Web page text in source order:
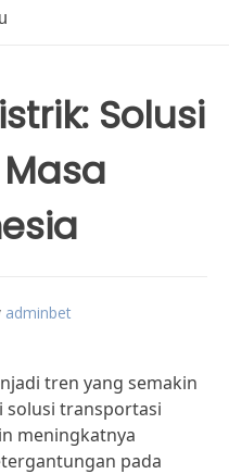
Solusi
adminbet
tren yang semakin
solusi transportasi
meningkatnya
pada